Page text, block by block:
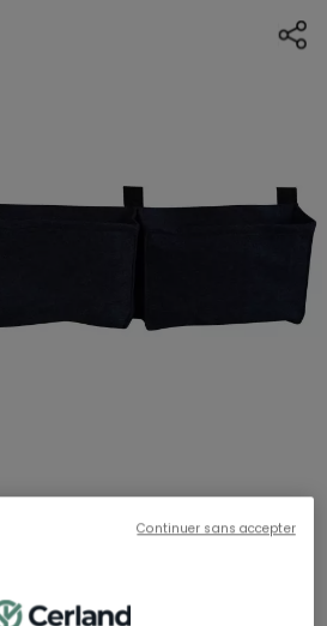
géotextile - Bag 4 Plant
Continuer sans accepter